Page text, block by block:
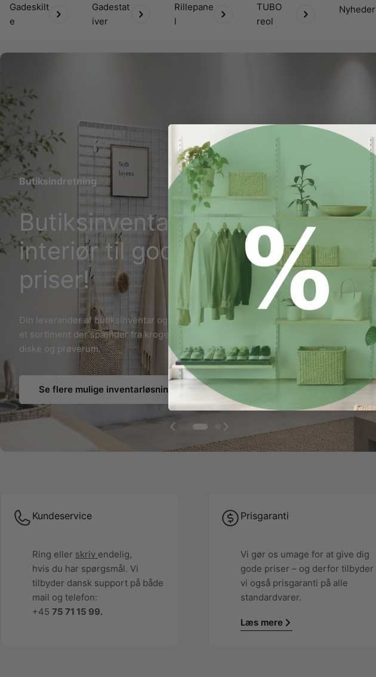
Gadeskilt
e
Gadestat
iver
Rillepane
l
TUBO
reol
Nyheder
Framework
Butiksinventar og
interiør til gode
priser!
Din leverandør af butiksinventar og salgsfremmere,
et sortiment der spænder fra kroge og bøjler til
diske og prøverum.
Se hele Framework-inventarsystemet her
Kundeservice
Ring eller skriv endelig,
hvis du har spørgsmål. Vi
tilbyder dansk support på både
mail og telefon:
+45 75 71 15 99.
Prisgaranti
Vi gør os umage for at give dig
gode priser – og derfor tilbyder
vi også prisgaranti på alle
standardvarer.
Læs mere